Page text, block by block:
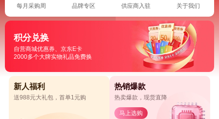
每月采购周 品牌专区 供应商入驻 关于我们
积分兑换
自营商城优惠券、京东E卡
2000多个大牌实物礼品免费换
新人福利
送988元大礼包，首单1元购
热销爆款
热卖爆款，现货直降
马上选购